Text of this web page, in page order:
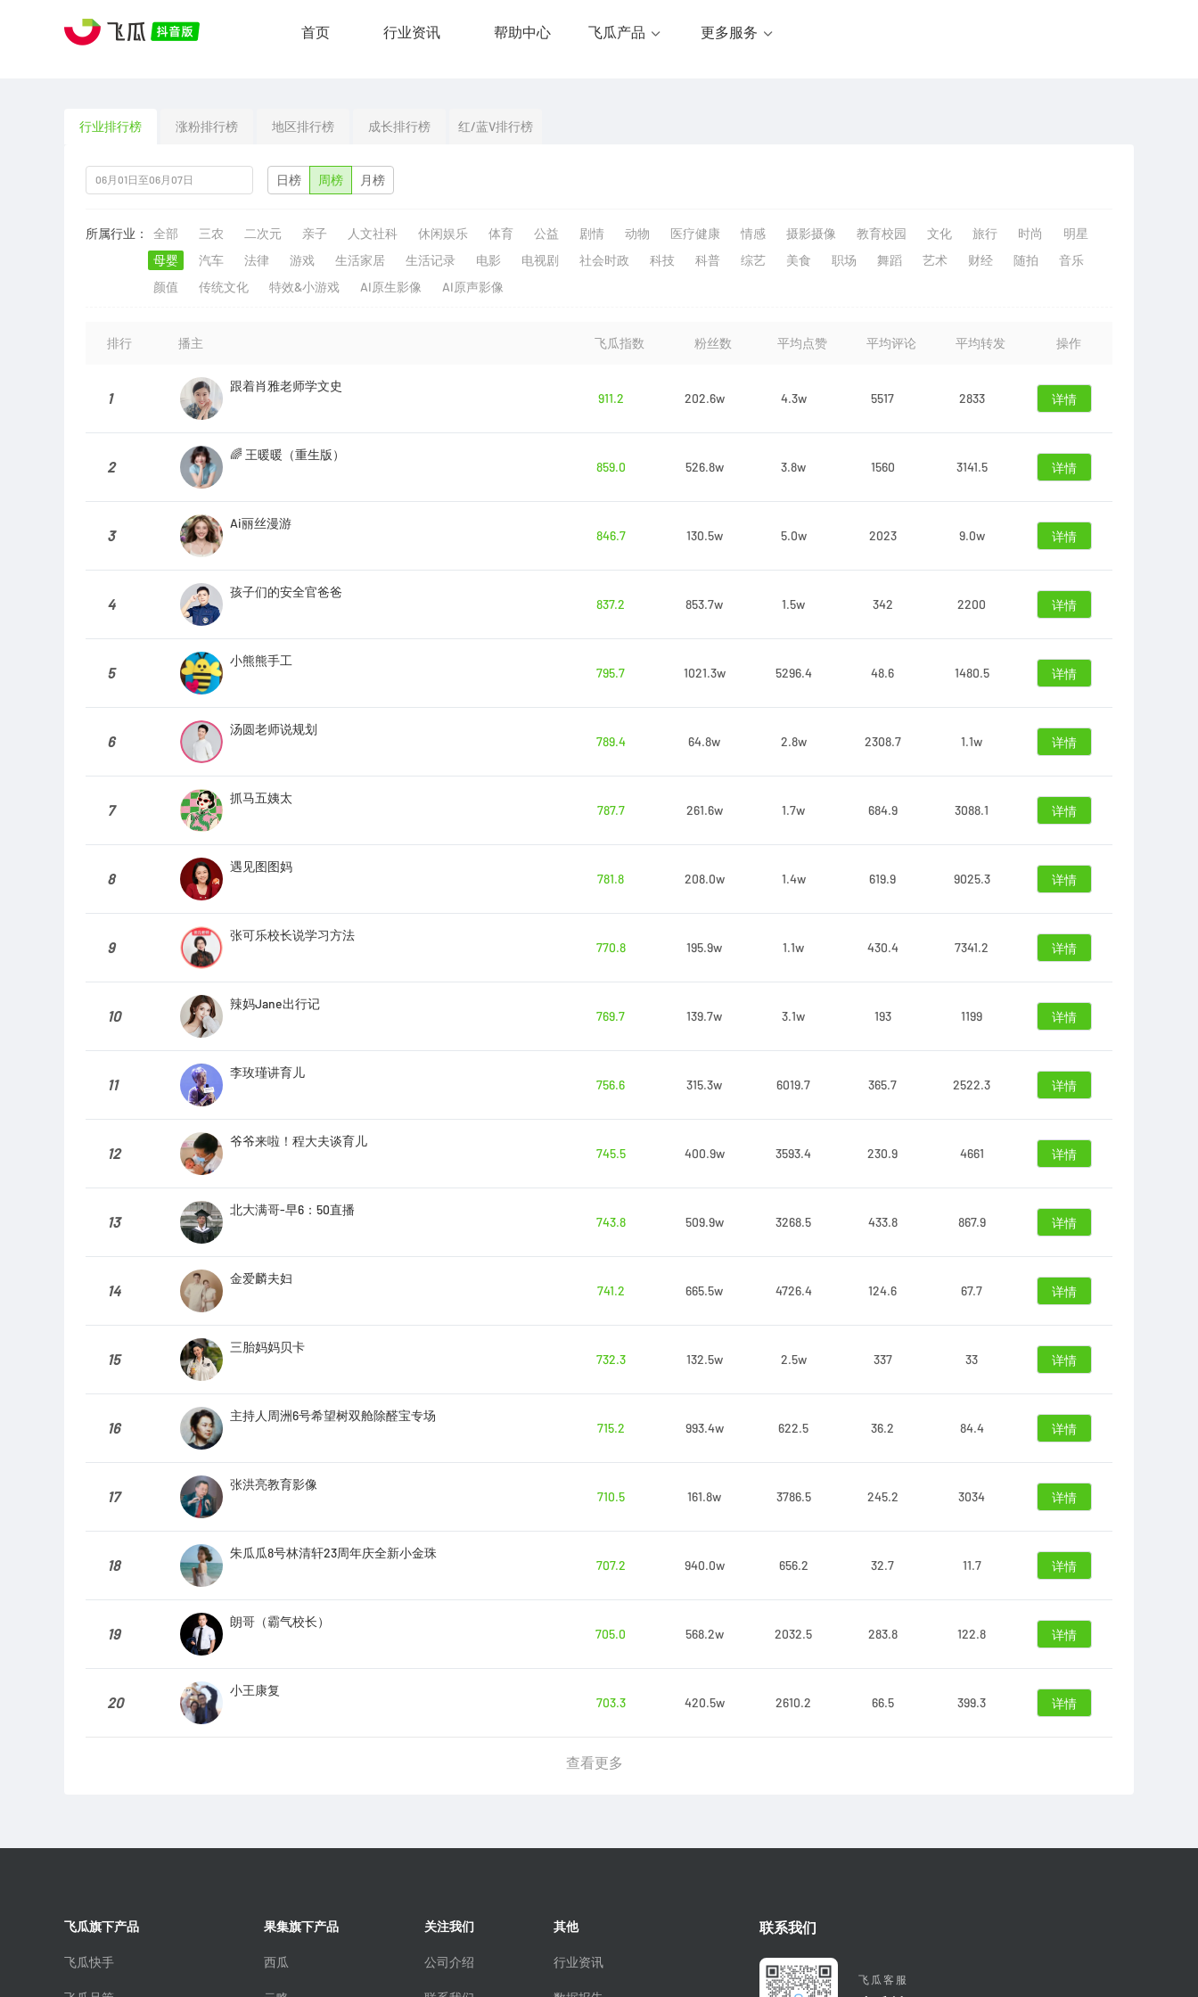
首页 行业资讯 帮助中心 飞瓜产品 更多服务
行业排行榜 涨粉排行榜 地区排行榜 成长排行榜 红/蓝V排行榜
日榜 周榜 月榜
所属行业： 全部 三农 二次元 亲子 人文社科 休闲娱乐 体育 公益 剧情 动物 医疗健康 情感 摄影摄像 教育校园 文化 旅行 时尚
明星
母婴
汽车 法律 游戏 生活家居 生活记录 电影 电视剧 社会时政 科技 科普 综艺 美食 职场 舞蹈 艺术 财经 随拍
音乐
颜值
传统文化 特效&小游戏 AI原生影像 AI原声影像
排行 播主 飞瓜指数 粉丝数 平均点赞 平均评论 平均转发 操作
1
跟着肖雅老师学文史
911.2
202.6w 4.3w 5517 2833 详情
2
🌈 王暖暖（重生版）
859.0
526.8w 3.8w 1560 3141.5 详情
3
Ai丽丝漫游
846.7
130.5w 5.0w 2023 9.0w 详情
4
孩子们的安全官爸爸
837.2
853.7w 1.5w 342 2200 详情
5
小熊熊手工
795.7
1021.3w 5296.4 48.6 1480.5 详情
6
汤圆老师说规划
789.4
64.8w 2.8w 2308.7 1.1w 详情
7
抓马五姨太
787.7
261.6w 1.7w 684.9 3088.1 详情
8
遇见图图妈
781.8
208.0w 1.4w 619.9 9025.3 详情
9
张可乐校长说学习方法
770.8
195.9w 1.1w 430.4 7341.2 详情
10
辣妈Jane出行记
769.7
139.7w 3.1w 193 1199 详情
11
李玫瑾讲育儿
756.6
315.3w 6019.7 365.7 2522.3 详情
12
爷爷来啦！程大夫谈育儿
745.5
400.9w 3593.4 230.9 4661 详情
13
北大满哥-早6：50直播
743.8
509.9w 3268.5 433.8 867.9 详情
14
金爱麟夫妇
741.2
665.5w 4726.4 124.6 67.7 详情
15
三胎妈妈贝卡
732.3
132.5w 2.5w 337 33 详情
16
主持人周洲6号希望树双舱除醛宝专场
715.2
993.4w 622.5 36.2 84.4 详情
17
张洪亮教育影像
710.5
161.8w 3786.5 245.2 3034 详情
18
朱瓜瓜8号林清轩23周年庆全新小金珠
707.2
940.0w 656.2 32.7 11.7 详情
19
朗哥（霸气校长）
705.0
568.2w 2032.5 283.8 122.8 详情
20
小王康复
703.3
420.5w 2610.2 66.5 399.3 详情
查看更多
飞瓜旗下产品
飞瓜快手
果集旗下产品
西瓜
关注我们
公司介绍
其他
行业资讯
联系我们
飞瓜客服